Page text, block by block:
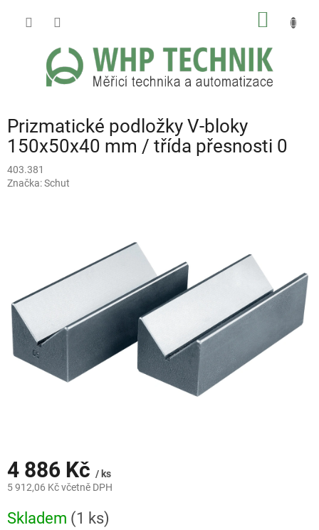
Prizmatické podložky V-bloky
150x50x40 mm / třída přesnosti 0
403.381
Značka:Schut
4 886 Kč / ks
5 912,06 Kč včetně DPH
cena:
Skladem (1 ks)